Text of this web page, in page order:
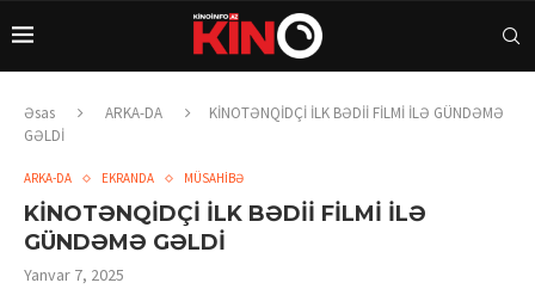
Əsas ARKA-DA
KİNOTƏNQİDÇİ İLK BƏDİİ FİLMİ İLƏ GÜNDƏMƏ
GƏLDİ
ARKA-DA EKRANDA MÜSAHİBƏ
KİNOTƏNQİDÇİ İLK BƏDİİ FİLMİ İLƏ
GÜNDƏMƏ GƏLDİ
Yanvar 7, 2025